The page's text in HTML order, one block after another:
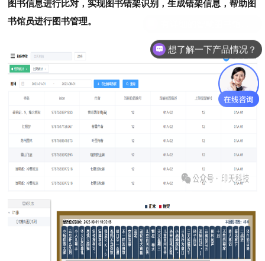
图书信息进行比对，实现图书错架识别，生成错架信息，帮助图
书馆员进行图书管理。
想了解一下产品情况？